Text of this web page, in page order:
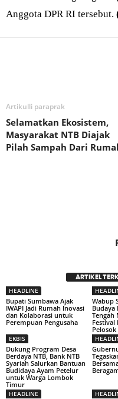
Anggota DPR RI tersebut.
Artikulli paraprak
Selamatkan Ekosistem,
Masyarakat NTB Diajak
Pilah Sampah Dari
ARTIKEL
HEADLINE
Bupati Sumbawa Ajak
IWAPI Jadi Rumah Inovasi
dan Kolaborasi untuk
Perempuan Pengusaha
Wabup
Budaya
Tengah
Festival
EKBIS
Dukung Program Desa
Berdaya NTB, Bank NTB
Syariah Salurkan Bantuan
Budidaya Ayam Petelur
untuk Warga Lombok
Timur
HEADLINE